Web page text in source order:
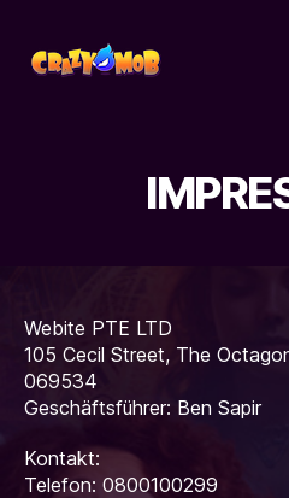
Webite PTE LTD
105 Cecil Street, The
069534
Geschäftsführer: Ben Sapir
Kontakt:
Telefon: 0800100299